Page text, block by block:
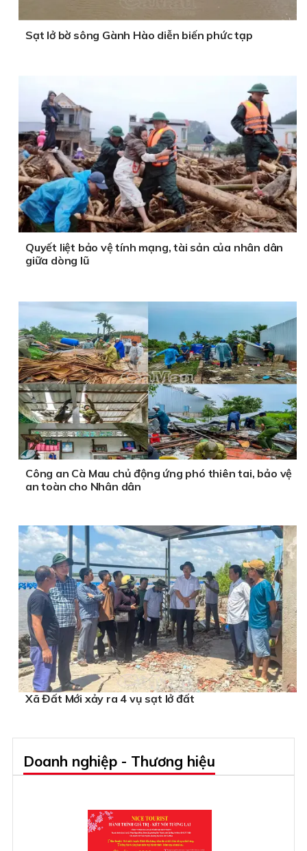
Sạt lở bờ sông Gành Hào diễn biến phức tạp
Quyết liệt bảo vệ tính mạng, tài sản của nhân dân
giữa dòng lũ
Công an Cà Mau chủ động ứng phó thiên tai, bảo vệ
an toàn cho Nhân dân
Xã Đất Mới xảy ra 4 vụ sạt lở đất
Doanh nghiệp - Thương hiệu